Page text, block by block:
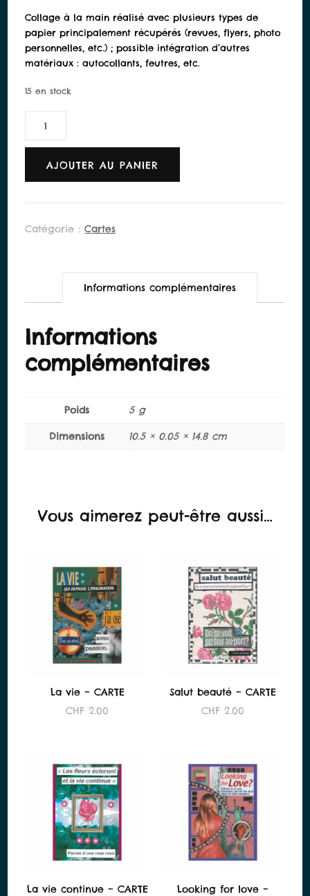
Collage à la main réalisé avec plusieurs types de
papier principalement récupérés (revues, flyers, photo
personnelles, etc.) ; possible intégration d’autres
matériaux : autocollants, feutres, etc.
15 en stock
Ton
rythme
-
AJOUTER AU PANIER
Catégorie :Cartes
Informations complémentaires
Informations
complémentaires
Poids 5 g
Dimensions 10.5 × 0.05 × 14.8 cm
Vous aimerez peut-être aussi…
La vie – CARTE
CHF 2.00
Salut beauté – CARTE
CHF 2.00
La vie continue – CARTE
Looking for love –